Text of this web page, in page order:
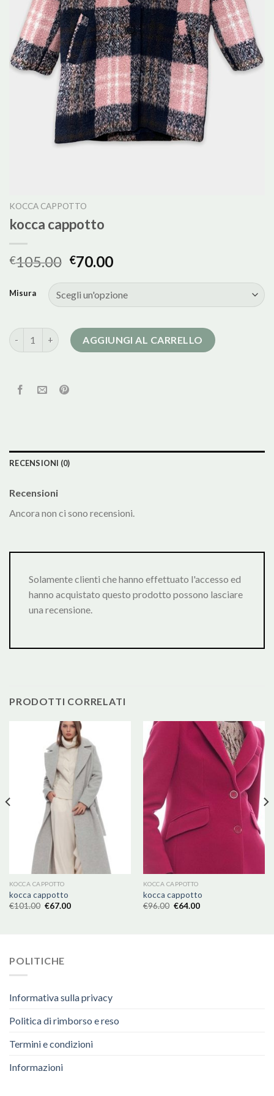
KOCCA CAPPOTTO
kocca cappotto
€105.00 €70.00
Misura
kocca cappotto quantitàAGGIUNGI AL CARRELLO
RECENSIONI (0)
Recensioni
Ancora non ci sono recensioni.
Solamente clienti che hanno effettuato l'accesso ed
hanno acquistato questo prodotto possono lasciare
una recensione.
PRODOTTI CORRELATI
KOCCA CAPPOTTO
kocca cappotto
€101.00 €67.00
KOCCA CAPPOTTO
kocca cappotto
€96.00 €64.00
POLITICHE
Informativa sulla privacy
Politica di rimborso e reso
Termini e condizioni
Informazioni